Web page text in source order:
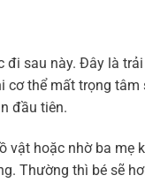
đi sau này. Đây là
cơ thể mất trọng tâm
đầu tiên.
hoặc nhờ ba mẹ
Thường thì bé sẽ